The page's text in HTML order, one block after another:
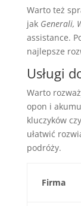
Warto też
jak Generali,
assistance.
najlepsze
Usługi
Warto
opon i
kluczyków
ułatwić
podróży.
Firma